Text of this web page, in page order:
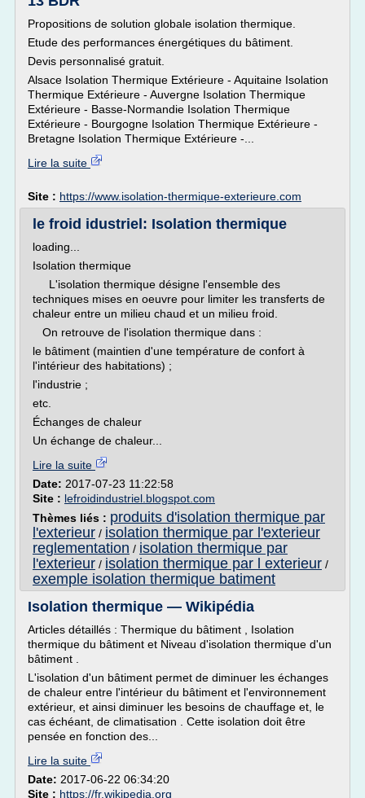
Propositions de solution globale isolation thermique.
Etude des performances énergétiques du bâtiment.
Devis personnalisé gratuit.
Alsace Isolation Thermique Extérieure - Aquitaine Isolation
Thermique Extérieure - Auvergne Isolation Thermique
Extérieure - Basse-Normandie Isolation Thermique
Extérieure - Bourgogne Isolation Thermique Extérieure -
Bretagne Isolation Thermique Extérieure -...
Lire la suite
Site : https://www.isolation-thermique-exterieure.com
le froid idustriel: Isolation thermique
loading...
Isolation thermique
L'isolation thermique désigne l'ensemble des
techniques mises en oeuvre pour limiter les transferts de
chaleur entre un milieu chaud et un milieu froid.
On retrouve de l'isolation thermique dans :
le bâtiment (maintien d'une température de confort à
l'intérieur des habitations) ;
l'industrie ;
etc.
Échanges de chaleur
Un échange de chaleur...
Lire la suite
Date: 2017-07-23 11:22:58
Site : lefroidindustriel.blogspot.com
Thèmes liés : produits d'isolation thermique par
l'exterieur / isolation thermique par l'exterieur
reglementation / isolation thermique par
l'exterieur / isolation thermique par l exterieur /
exemple isolation thermique batiment
Isolation thermique — Wikipédia
Articles détaillés : Thermique du bâtiment , Isolation
thermique du bâtiment et Niveau d'isolation thermique d'un
bâtiment .
L'isolation d'un bâtiment permet de diminuer les échanges
de chaleur entre l'intérieur du bâtiment et l'environnement
extérieur, et ainsi diminuer les besoins de chauffage et, le
cas échéant, de climatisation . Cette isolation doit être
pensée en fonction des...
Lire la suite
Date: 2017-06-22 06:34:20
Site : https://fr.wikipedia.org